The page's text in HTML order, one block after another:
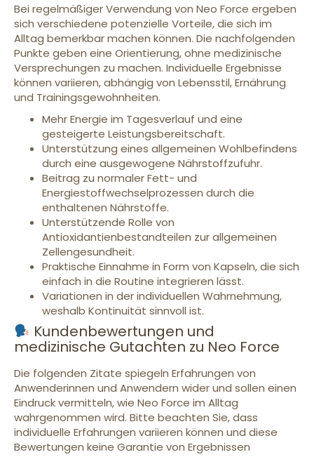
Bei regelmäßiger Verwendung von Neo Force ergeben
sich verschiedene potenzielle Vorteile, die sich im
Alltag bemerkbar machen können. Die nachfolgenden
Punkte geben eine Orientierung, ohne medizinische
Versprechungen zu machen. Individuelle Ergebnisse
können variieren, abhängig von Lebensstil, Ernährung
und Trainingsgewohnheiten.
Mehr Energie im Tagesverlauf und eine
gesteigerte Leistungsbereitschaft.
Unterstützung eines allgemeinen Wohlbefindens
durch eine ausgewogene Nährstoffzufuhr.
Beitrag zu normaler Fett- und
Energiestoffwechselprozessen durch die
enthaltenen Nährstoffe.
Unterstützende Rolle von
Antioxidantienbestandteilen zur allgemeinen
Zellengesundheit.
Praktische Einnahme in Form von Kapseln, die sich
einfach in die Routine integrieren lässt.
Variationen in der individuellen Wahrnehmung,
weshalb Kontinuität sinnvoll ist.
Kundenbewertungen und
medizinische Gutachten zu Neo Force
Die folgenden Zitate spiegeln Erfahrungen von
Anwenderinnen und Anwendern wider und sollen einen
Eindruck vermitteln, wie Neo Force im Alltag
wahrgenommen wird. Bitte beachten Sie, dass
individuelle Erfahrungen variieren können und diese
Bewertungen keine Garantie von Ergebnissen